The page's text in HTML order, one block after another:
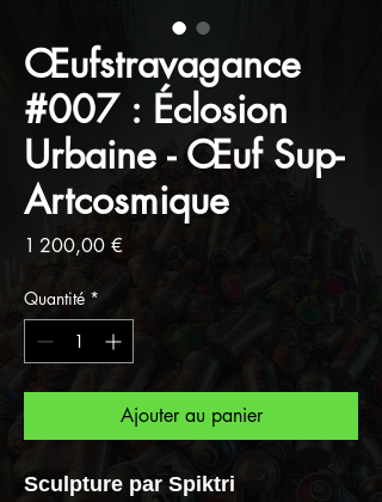
Œufstravagance
#007 : Éclosion
Urbaine - Œuf Sup-
Artcosmique
1 200,00 €
Quantité *
Ajouter au panier
Sculpture par Spiktri